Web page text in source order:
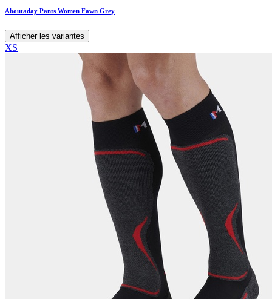
Aboutaday Pants Women Fawn Grey
Afficher les variantes
XS